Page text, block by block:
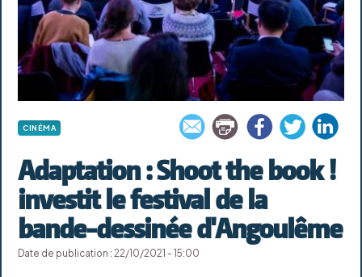
CINÉMA
Adaptation : Shoot the book !
investit le festival de la
bande-dessinée d'Angoulême
Date de publication : 22/10/2021 - 15:00